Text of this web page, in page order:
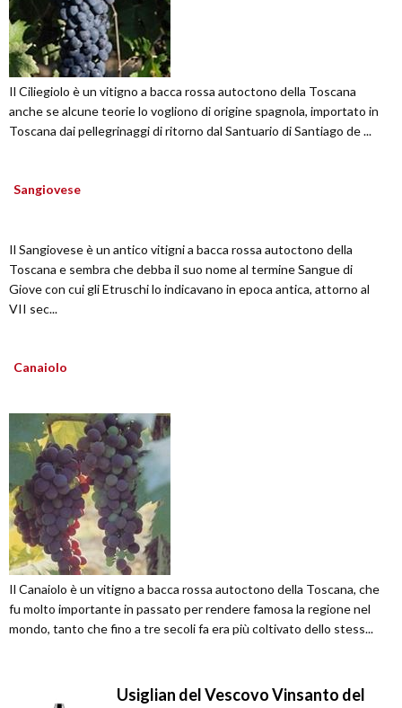
Il Ciliegiolo è un vitigno a bacca rossa autoctono della Toscana
anche se alcune teorie lo vogliono di origine spagnola, importato in
Toscana dai pellegrinaggi di ritorno dal Santuario di Santiago de ...
Sangiovese
Il Sangiovese è un antico vitigni a bacca rossa autoctono della
Toscana e sembra che debba il suo nome al termine Sangue di
Giove con cui gli Etruschi lo indicavano in epoca antica, attorno al
VII sec...
Canaiolo
Il Canaiolo è un vitigno a bacca rossa autoctono della Toscana, che
fu molto importante in passato per rendere famosa la regione nel
mondo, tanto che fino a tre secoli fa era più coltivato dello stess...
Usiglian del Vescovo Vinsanto del